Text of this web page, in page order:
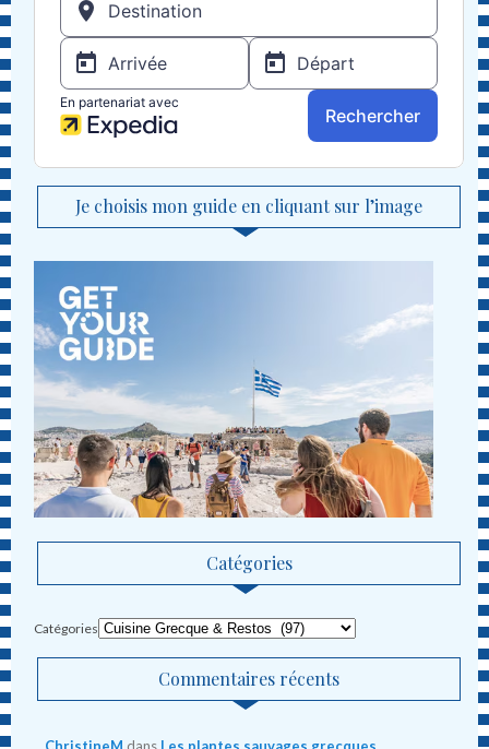
Je choisis mon guide en cliquant sur l’image
Catégories
Catégories
Commentaires récents
ChristineM dans Les plantes sauvages grecques